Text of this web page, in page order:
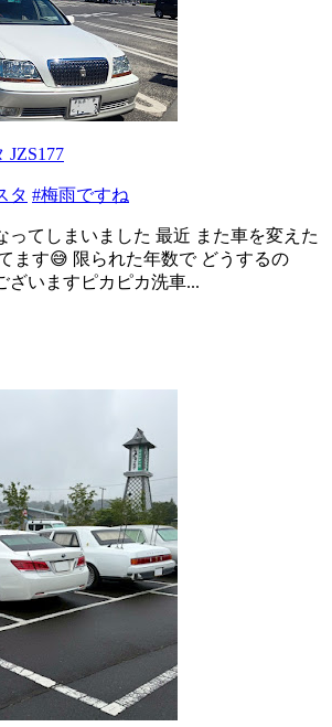
JZS177
タ #梅雨ですね
ってしまいました 最近 また車を変えた
ます😅 限られた年数で どうするの
いますピカピカ洗車...